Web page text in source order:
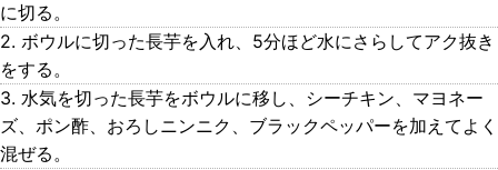
に切る。
2. ボウルに切った長芋を入れ、5分ほど水にさらしてアク抜き
をする。
3. 水気を切った長芋をボウルに移し、シーチキン、マヨネー
ズ、ポン酢、おろしニンニク、ブラックペッパーを加えてよく
混ぜる。